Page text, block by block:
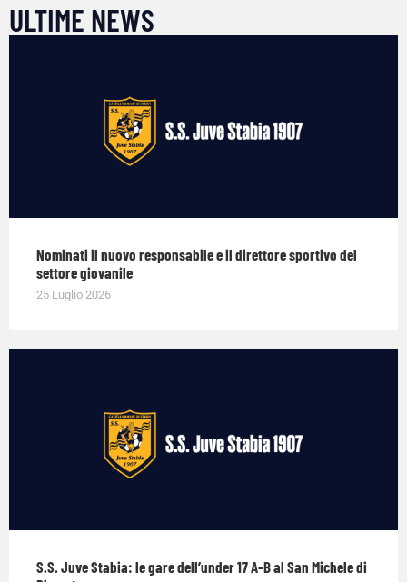
ULTIME NEWS
Nominati il nuovo responsabile e il direttore sportivo del
settore giovanile
25 Luglio 2026
S.S. Juve Stabia: le gare dell’under 17 A-B al San Michele di